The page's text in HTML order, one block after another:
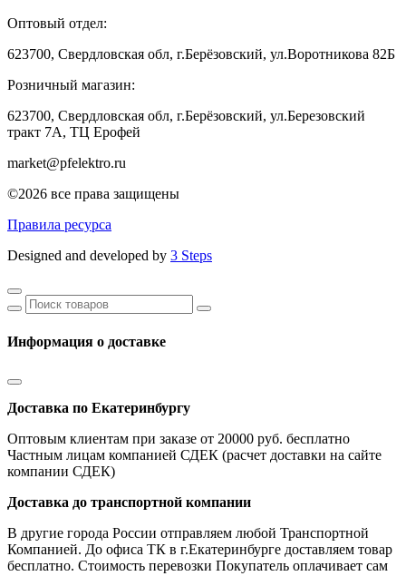
Оптовый отдел:
623700, Свердловская обл, г.Берёзовский, ул.Воротникова 82Б
Розничный магазин:
623700, Свердловская обл, г.Берёзовский, ул.Березовский
тракт 7А, ТЦ Ерофей
market@pfelektro.ru
©2026 все права защищены
Правила ресурса
Designed and developed by 3 Steps
Информация о доставке
Доставка по Екатеринбургу
Оптовым клиентам при заказе от 20000 руб. бесплатно
Частным лицам компанией СДЕК (расчет доставки на сайте
компании СДЕК)
Доставка до транспортной компании
В другие города России отправляем любой Транспортной
Компанией. До офиса ТК в г.Екатеринбурге доставляем товар
бесплатно. Стоимость перевозки Покупатель оплачивает сам